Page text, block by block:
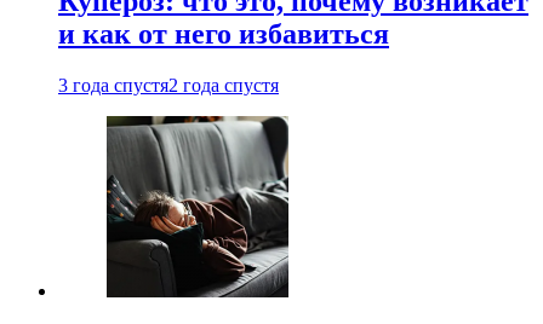
и как от него избавиться
3 года спустя2 года спустя